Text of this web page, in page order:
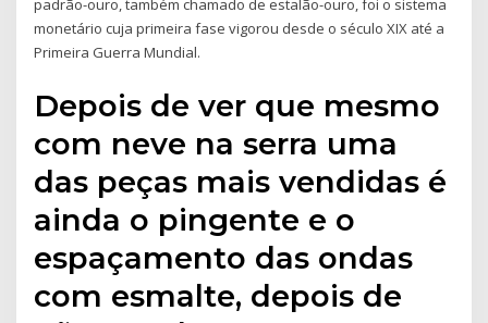
padrão-ouro, também chamado de estalão-ouro, foi o sistema
monetário cuja primeira fase vigorou desde o século XIX até a
Primeira Guerra Mundial.
Depois de ver que mesmo
com neve na serra uma
das peças mais vendidas é
ainda o pingente e o
espaçamento das ondas
com esmalte, depois de